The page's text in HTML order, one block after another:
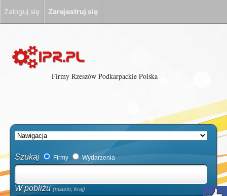
Firmy Rzeszów Podkarpackie Polska
Szukaj Firmy Wydarzenia
W pobliżu (miasto, kraj)
Zaloguj się Zarejestruj się